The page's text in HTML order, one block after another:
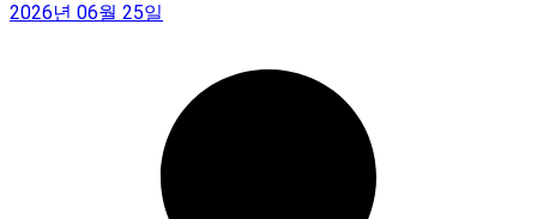
2026년 06월 25일